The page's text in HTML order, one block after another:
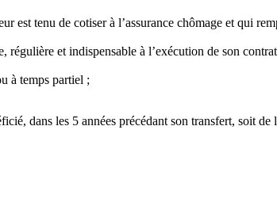
est tenu de cotiser à l’assurance chômage et qui
et indispensable à l’exécution de son
à temps partiel ;
dans les 5 années précédant son transfert, soit de